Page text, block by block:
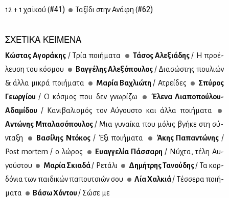
12 + 1 χαϊ­κού (#41) Τα­ξί­δι στην Ανά­φη (#62)
ΣΧΕΤΙΚΑ ΚΕΙΜΕΝΑ
Κώ­στας Αγο­ρά­κης / Τρία ποι­ή­μα­τα Τά­σος Αλε­ξιά­δης/ Η προ­έ­
λευ­ση του κό­σμου
Βαγ­γέ­λης Αλε­ξό­που­λος/ Δια­σώ­στης που­λιών
& άλ­λα μι­κρά ποι­ή­μα­τα
Μα­ρία Βα­χλιώ­τη/ Ατρεί­δες
Σπύ­ρος
Γε­ωρ­γί­ου/ Ο κό­σμος που δεν γνω­ρί­ζω
Έλε­να Λια­πο­πού­λου-
Αδα­μί­δου / Κα­νι­βα­λι­σμός τον Αύ­γου­στο και άλ­λα ποι­ή­μα­τα
Αντώ­νης Μπα­λα­σό­που­λος/ Μια γυ­ναί­κα που μό­λις βγή­κε στη σύ­
ντα­ξη
Βα­σί­λης Ντό­κος / Έξι ποι­ή­μα­τα Άκης Πα­πα­ντώ­νης/
Post mortem / ο λώ­ρος
Ευαγ­γε­λία Πάσ­σα­ρη / Νύ­χτα, τέ­λη Αυ­
γού­στου
Μα­ρία Σκια­δά/ Ρε­τά­λι Δη­μή­τρης Τα­νού­δης/ Τα κορ­
δό­νια των παι­δι­κών πα­που­τσιών σου
Λία Χαλ­κιά/ Τέσ­σε­ρα ποι­ή­
μα­τα
Βά­σω Χό­ντου/ Σώ­σε με